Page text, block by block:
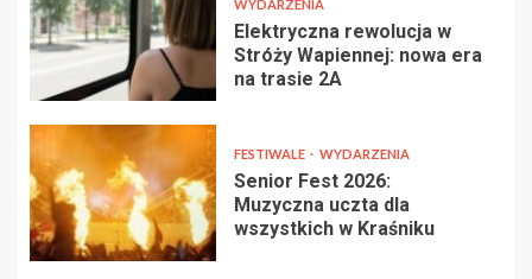
WYDARZENIA
Elektryczna rewolucja w
Stróży Wapiennej: nowa era
na trasie 2A
FESTIWALE WYDARZENIA
Senior Fest 2026:
Muzyczna uczta dla
wszystkich w Kraśniku